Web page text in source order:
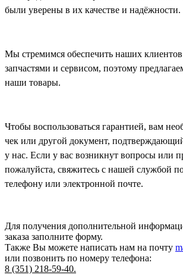
были уверены в их качестве и надёжности.
Мы стремимся обеспечить наших
запчастями и сервисом, поэтому
наши товары.
Чтобы воспользоваться гарантией, вам
чек или другой документ,
у нас. Если у вас возникнут вопросы или
пожалуйста, свяжитесь с нашей службой
телефону или электронной почте.
Для получения дополнительной
заказа заполните форму.
Также Вы можете написать нам на почту
или позвонить по номеру телефона:
8 (351) 218-59-40.